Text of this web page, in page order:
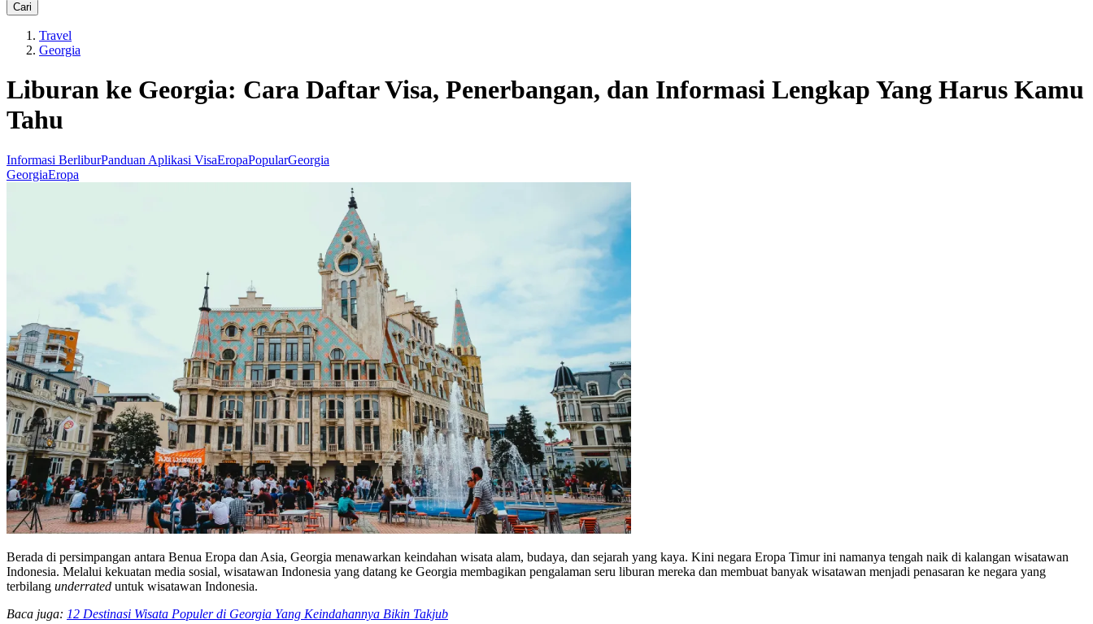
Cari
Travel
Georgia
Liburan ke Georgia: Cara Daftar Visa, Penerbangan, dan Informasi Lengkap Yang Harus Kamu
Tahu
Informasi BerliburPanduan Aplikasi VisaEropaPopularGeorgia
GeorgiaEropa
Berada di persimpangan antara Benua Eropa dan Asia, Georgia menawarkan keindahan wisata alam, budaya, dan sejarah yang kaya. Kini negara Eropa Timur ini namanya tengah naik di kalangan wisatawan
Indonesia. Melalui kekuatan media sosial, wisatawan Indonesia yang datang ke Georgia membagikan pengalaman seru liburan mereka dan membuat banyak wisatawan menjadi penasaran ke negara yang
terbilang underrated untuk wisatawan Indonesia.
Baca juga: 12 Destinasi Wisata Populer di Georgia Yang Keindahannya Bikin Takjub